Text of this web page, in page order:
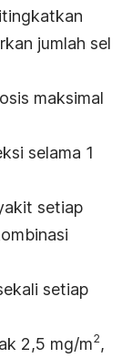
jumlah sel
maksimal
selama 1
setiap
setiap
2,5 mg/m2,